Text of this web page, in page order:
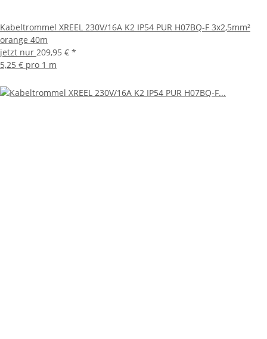
Kabeltrommel XREEL 230V/16A K2 IP54 PUR H07BQ-F 3x2,5mm²
orange 40m
jetzt nur 209,95 € *
5,25 € pro 1 m